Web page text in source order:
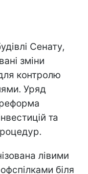
Сенату,
зміни
контролю
Уряд
та
лівими
біля